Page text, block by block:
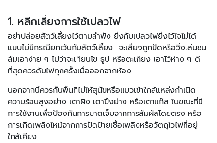
1. หลีกเลี่ยงการใช้เปลวไฟ
อย่าปล่อยสัตว์เลี้ยงไว้ตามลำพัง ยิ่งกับเปลวไฟยิ่งไว้ใจไม่ได้
แบบไม่มีกรณียกเว้นกับสัตว์เลี้ยง จะเสี่ยงถูกปัดหรือวิ่งเล่นชน
ล้มเอาง่าย ๆ ไม่ว่าจะเทียนไข ธูป หรือตะเกียง เอาไว้ห่าง ๆ ดี
ที่สุดควรดับไฟทุกครั้งเมื่อออกจากห้อง
นอกจากนี้ควรกั้นพื้นที่ไม่ให้สุนัขหรือแมวเข้าใกล้แหล่งกำเนิด
ความร้อนสูงอย่าง เตาผิง เตาปิ้งย่าง หรือเตาแก๊ส ในขณะที่มี
การใช้งานเพื่อป้องกันการบาดเจ็บจากการสัมผัสโดยตรง หรือ
การเกิดเพลิงไหม้จากการปัดป้ายเชื้อเพลิงหรือวัตถุไวไฟที่อยู่
ใกล้เคียง